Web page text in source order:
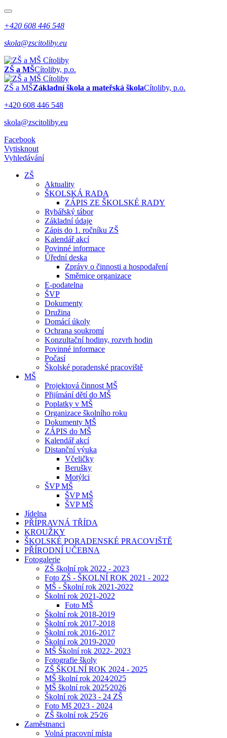
+420 608 446 548
skola@zscitoliby.eu
ZŠ a MŠCítoliby, p.o.
ZŠ a MŠZákladní škola a mateřská školaCítoliby, p.o.
+420 608 446 548
skola@zscitoliby.eu
Facebook
Vytisknout
Vyhledávání
ZŠ
Aktuality
ŠKOLSKÁ RADA
ZÁPIS ZE ŠKOLSKÉ RADY
Rybářský tábor
Základní údaje
Zápis do 1. ročníku ZŠ
Kalendář akcí
Povinné informace
Úřední deska
Zprávy o činnosti a hospodaření
Směrnice organizace
E-podatelna
ŠVP
Dokumenty
Družina
Domácí úkoly
Ochrana soukromí
Konzultační hodiny, rozvrh hodin
Povinné informace
Počasí
Školské poradenské pracoviště
MŠ
Projektová činnost MŠ
Přijímání dětí do MŠ
Poplatky v MŠ
Organizace školního roku
Dokumenty MŠ
ZÁPIS do MŠ
Kalendář akcí
Distanční výuka
Včeličky
Berušky
Motýlci
ŠVP MŠ
ŠVP MŠ
ŠVP MŠ
Jídelna
PŘÍPRAVNÁ TŘÍDA
KROUŽKY
ŠKOLSKÉ PORADENSKÉ PRACOVIŠTĚ
PŘÍRODNÍ UČEBNA
Fotogalerie
ZŠ školní rok 2022 - 2023
Foto ZŠ - ŠKOLNÍ ROK 2021 - 2022
MŠ - Školní rok 2021-2022
Školní rok 2021-2022
Foto MŠ
Školní rok 2018-2019
Školní rok 2017-2018
Školní rok 2016-2017
Školní rok 2019-2020
MŠ Školní rok 2022- 2023
Fotografie školy
ZŠ ŠKOLNÍ ROK 2024 - 2025
MŠ školní rok 2024⁄2025
MŠ školní rok 2025⁄2026
Školní rok 2023 - 24 ZŠ
Foto Mš 2023 - 2024
ZŠ školní rok 25⁄26
Zaměstnanci
Volná pracovní místa